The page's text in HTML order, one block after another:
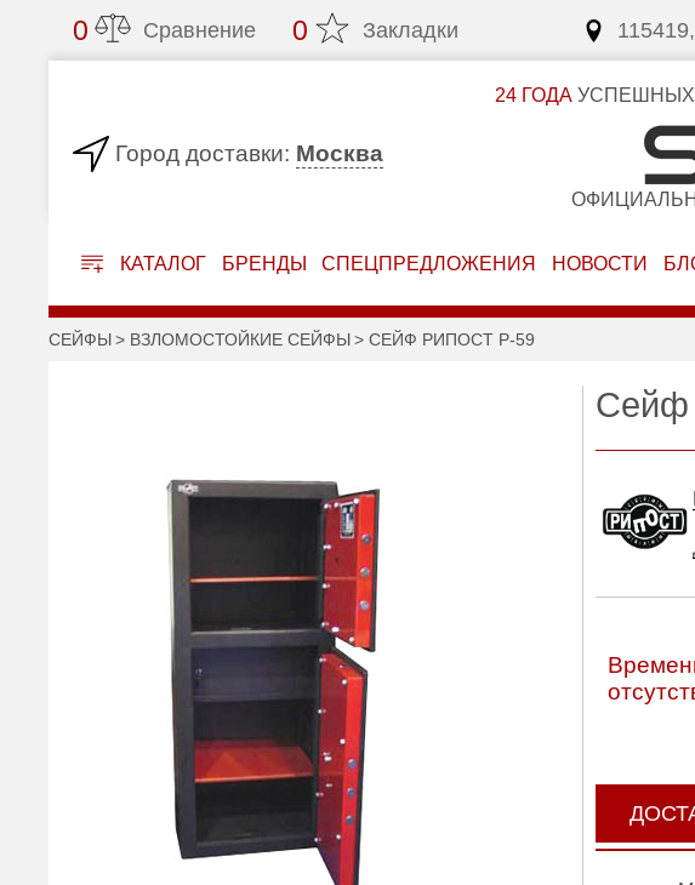
0 Сравнение 0 Закладки
Город доставки: Москва
24 ГОДАУСПЕШНЫХ
КАТАЛОГ БРЕНДЫ СПЕЦПРЕДЛОЖЕНИЯ НОВОСТИ
СЕЙФЫ ВЗЛОМОСТОЙКИЕ СЕЙФЫ СЕЙФ РИПОСТ Р-59
Сейф